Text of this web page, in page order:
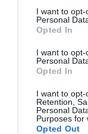
I want to
Personal
Opted In
I want to
Personal
Opted In
I want to opt-
Retention,
Personal
Purposes for
Opted Out
Índex2P
Nike